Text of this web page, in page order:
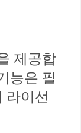
제공합
능은 필
라이선